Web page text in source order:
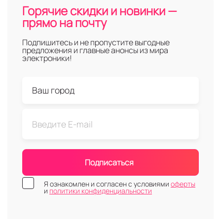
Горячие скидки и новинки —
прямо на почту
Подпишитесь и не пропустите выгодные
предложения и главные анонсы из мира
электроники!
Подписаться
Я ознакомлен и согласен с условиями оферты
и политики конфиденциальности